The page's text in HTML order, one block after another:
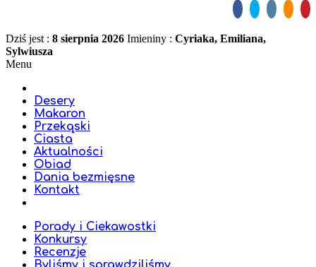
Dziś jest : 8 sierpnia 2026 Imieniny : Cyriaka, Emiliana,
Sylwiusza
Menu
Desery
Makaron
Przekąski
Ciasta
Aktualności
Obiad
Dania bezmięsne
Kontakt
Porady i Ciekawostki
Konkursy
Recenzje